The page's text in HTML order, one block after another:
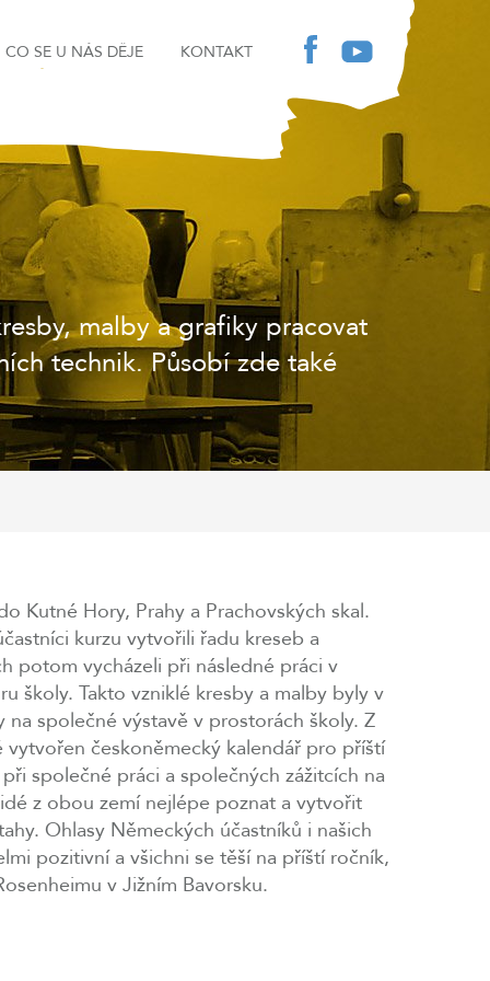
CO SE U NÁS DĚJE KONTAKT
malby a grafiky pracovat
technik. Působí zde také
Kutné Hory, Prahy a Prachovských skal.
kurzu vytvořili řadu kreseb a
potom vycházeli při následné práci v
školy. Takto vzniklé kresby a malby byly v
na společné výstavě v prostorách školy. Z
českoněmecký kalendář pro příští
společné práci a společných zážitcích na
z obou zemí nejlépe poznat a vytvořit
Ohlasy Německých účastníků i našich
pozitivní a všichni se těší na příští ročník,
v Jižním Bavorsku.